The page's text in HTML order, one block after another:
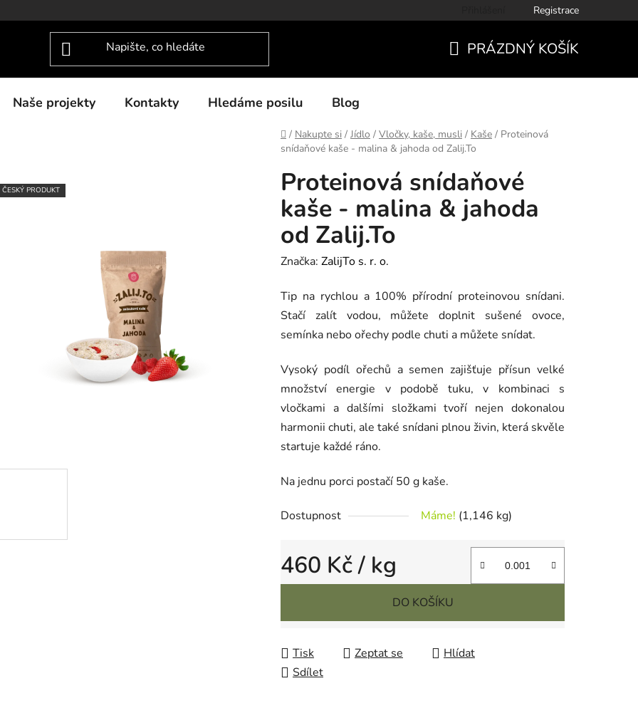
Registrace
PRÁZDNÝ KOŠÍK
Naše projekty Kontakty Hledáme posilu Blog
Domů
/ Nakupte si / Jídlo / Vločky, kaše, musli / Kaše / Proteinová
snídaňové kaše - malina & jahoda od Zalij.To
Proteinová snídaňové
kaše - malina & jahoda
od Zalij.To
Značka: ZalijTo s. r. o.
Tip na rychlou a 100% přírodní proteinovou snídani.
Stačí zalít vodou, můžete doplnit sušené ovoce,
semínka nebo ořechy podle chuti a můžete snídat.
Vysoký podíl ořechů a semen zajišťuje přísun velké
množství energie v podobě tuku, v kombinaci s
vločkami a dalšími složkami tvoří nejen dokonalou
harmonii chuti, ale také snídani plnou živin, která skvěle
startuje každé ráno.
Na jednu porci postačí 50 g kaše.
Dostupnost Máme! (1,146 kg)
460 Kč/ kg
Měrná cena:
DO KOŠÍKU
Tisk Zeptat se
Hlídat
Sdílet
ČESKÝ PRODUKT